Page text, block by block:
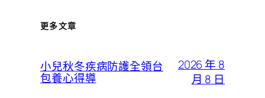
更多文章
小兒秋冬疾病防護全領台
包養心得導
2026 年 8
月 8 日